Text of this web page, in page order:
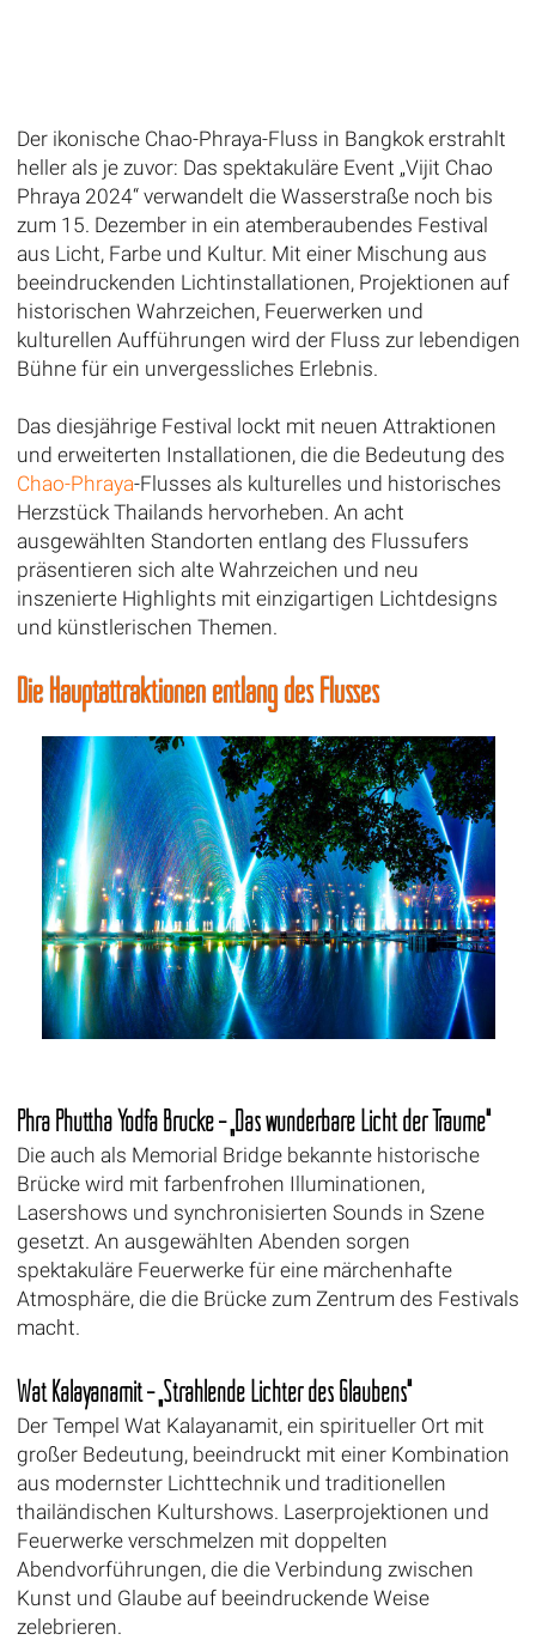
Der ikonische Chao-Phraya-Fluss in Bangkok erstrahlt
heller als je zuvor: Das spektakuläre Event „Vijit Chao
Phraya 2024“ verwandelt die Wasserstraße noch bis
zum 15. Dezember in ein atemberaubendes Festival
aus Licht, Farbe und Kultur. Mit einer Mischung aus
beeindruckenden Lichtinstallationen, Projektionen auf
historischen Wahrzeichen, Feuerwerken und
kulturellen Aufführungen wird der Fluss zur lebendigen
Bühne für ein unvergessliches Erlebnis.
Das diesjährige Festival lockt mit neuen Attraktionen
und erweiterten Installationen, die die Bedeutung des
Chao-Phraya-Flusses als kulturelles und historisches
Herzstück Thailands hervorheben. An acht
ausgewählten Standorten entlang des Flussufers
präsentieren sich alte Wahrzeichen und neu
inszenierte Highlights mit einzigartigen Lichtdesigns
und künstlerischen Themen.
Die Hauptattraktionen entlang des Flusses
Phra Phuttha Yodfa Brücke – „Das wunderbare Licht der Träume“
Die auch als Memorial Bridge bekannte historische
Brücke wird mit farbenfrohen Illuminationen,
Lasershows und synchronisierten Sounds in Szene
gesetzt. An ausgewählten Abenden sorgen
spektakuläre Feuerwerke für eine märchenhafte
Atmosphäre, die die Brücke zum Zentrum des Festivals
macht.
Wat Kalayanamit – „Strahlende Lichter des Glaubens“
Der Tempel Wat Kalayanamit, ein spiritueller Ort mit
großer Bedeutung, beeindruckt mit einer Kombination
aus modernster Lichttechnik und traditionellen
thailändischen Kulturshows. Laserprojektionen und
Feuerwerke verschmelzen mit doppelten
Abendvorführungen, die die Verbindung zwischen
Kunst und Glaube auf beeindruckende Weise
zelebrieren.